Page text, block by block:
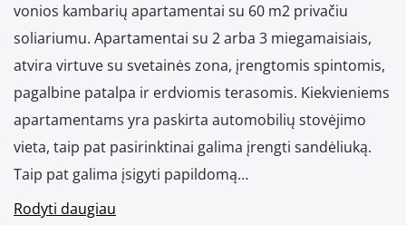
vonios kambarių apartamentai su 60 m2 privačiu
soliariumu. Apartamentai su 2 arba 3 miegamaisiais,
atvira virtuve su svetainės zona, įrengtomis spintomis,
pagalbine patalpa ir erdviomis terasomis. Kiekvieniems
apartamentams yra paskirta automobilių stovėjimo
vieta, taip pat pasirinktinai galima įrengti sandėliuką.
Taip pat galima įsigyti papildomą…
Rodyti daugiau